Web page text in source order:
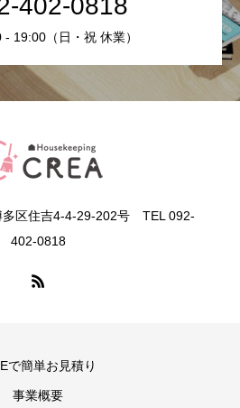
402-0818
19:00（日・祝 休業）
多区住吉4-4-29-202号 TEL 092-
402-0818
で簡単お見積り
事業概要